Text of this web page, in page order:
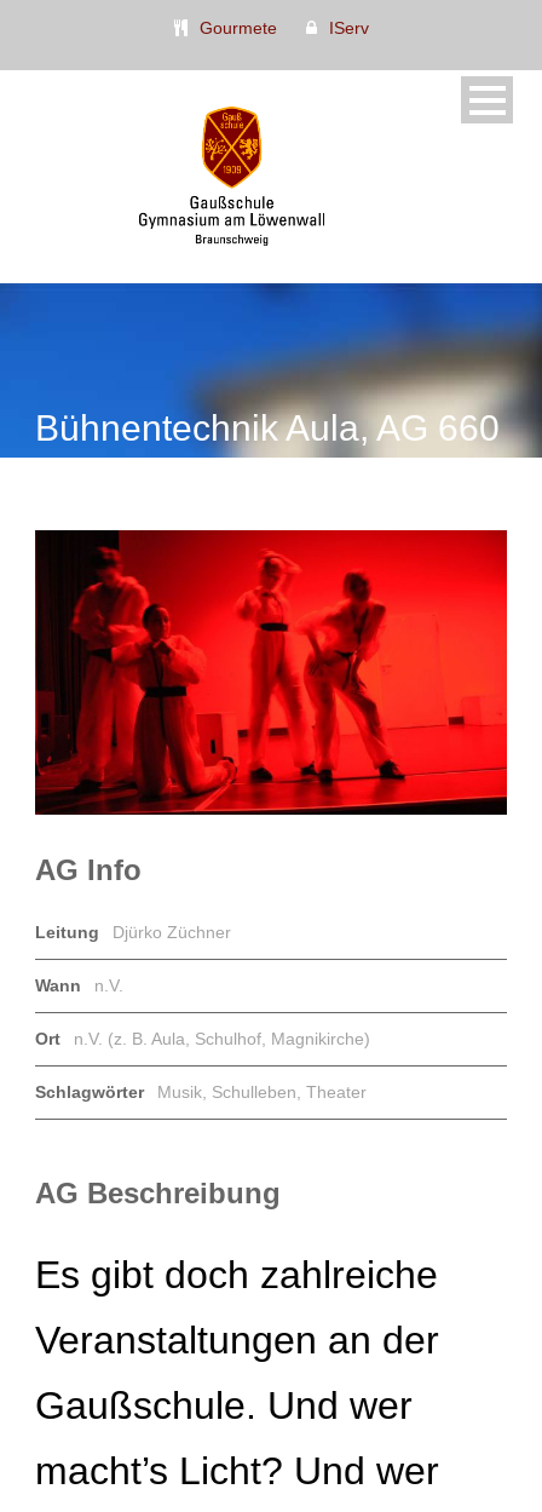
Gourmete IServ
Bühnentechnik Aula, AG 660
AG Info
Leitung Djürko Züchner
Wann n.V.
Ort n.V. (z. B. Aula, Schulhof, Magnikirche)
Schlagwörter Musik Schulleben Theater
AG Beschreibung
Es gibt doch zahlreiche
Veranstaltungen an der
Gaußschule. Und wer
macht’s Licht? Und wer